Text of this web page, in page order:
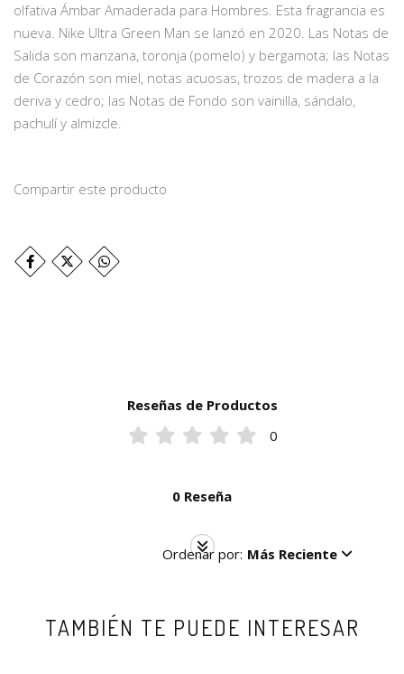
olfativa Ámbar Amaderada para Hombres. Esta fragrancia es
nueva. Nike Ultra Green Man se lanzó en 2020. Las Notas de
Salida son manzana, toronja (pomelo) y bergamota; las Notas
de Corazón son miel, notas acuosas, trozos de madera a la
deriva y cedro; las Notas de Fondo son vainilla, sándalo,
pachulí y almizcle.
Compartir este producto
Reseñas de Productos
0
0 Reseña
Ordenar por: Más Reciente
TAMBIÉN TE PUEDE INTERESAR